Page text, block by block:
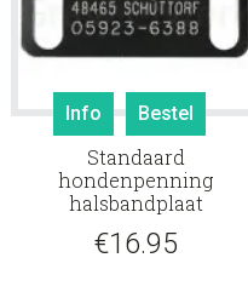
Info Bestel
Standaard
hondenpenning
halsbandplaat
€16.95